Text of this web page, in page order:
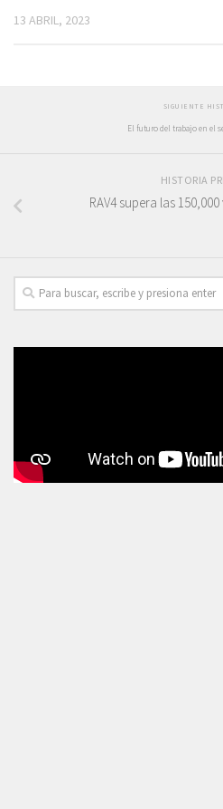
13 ABRIL, 2023
SIGUIENTE
El futuro del trabajo en el
HISTORIA
RAV4 supera las